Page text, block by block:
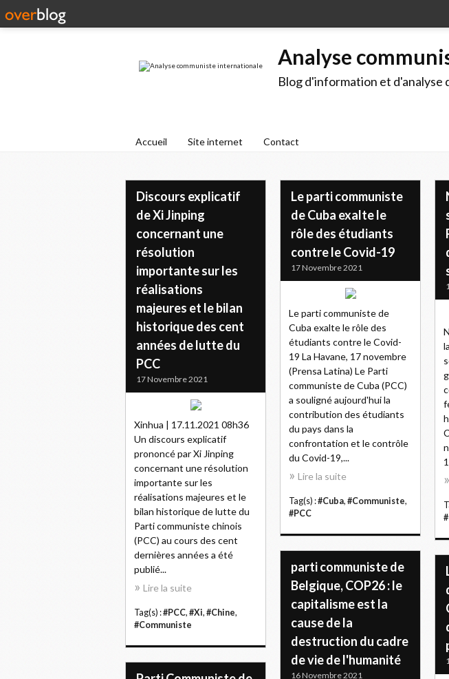
Analyse
Blog d'information et d'analyse
Accueil Site internet Contact
Discours explicatif
de Xi Jinping
concernant une
résolution
importante sur les
réalisations
majeures et le bilan
historique des cent
années de lutte du
PCC
17 Novembre 2021
Xinhua | 17.11.2021 08h36
Un discours explicatif
prononcé par Xi Jinping
concernant une résolution
importante sur les
réalisations majeures et le
bilan historique de lutte du
Parti communiste chinois
(PCC) au cours des cent
dernières années a été
publié...
Lire la suite
Tag(s) :#PCC, #Xi, #Chine,
#Communiste
Le parti communiste
de Cuba exalte le
rôle des étudiants
contre le Covid-19
17 Novembre 2021
Le parti communiste de
Cuba exalte le rôle des
étudiants contre le Covid-
19 La Havane, 17 novembre
(Prensa Latina) Le Parti
communiste de Cuba (PCC)
a souligné aujourd'hui la
contribution des étudiants
du pays dans la
confrontation et le contrôle
du Covid-19,...
Lire la suite
Tag(s) :#Cuba, #Communiste,
#PCC
parti communiste de
Belgique, COP26 : le
capitalisme est la
cause de la
destruction du cadre
de vie de l'humanité
16 Novembre 2021